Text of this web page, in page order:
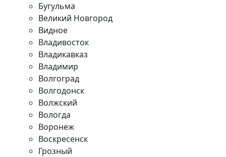
Бугульма
Великий Новгород
Видное
Владивосток
Владикавказ
Владимир
Волгоград
Волгодонск
Волжский
Вологда
Воронеж
Воскресенск
Грозный